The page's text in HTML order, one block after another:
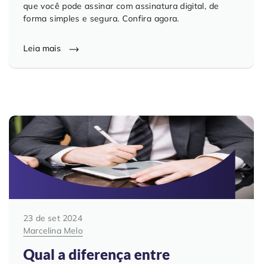
que você pode assinar com assinatura digital, de
forma simples e segura. Confira agora.
Leia mais
23 de set 2024
Marcelina Melo
Qual a diferença entre